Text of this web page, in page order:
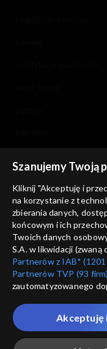
informacje o dostawcy
Szanujemy Twoją
Kliknij "Akceptuję i
na korzystanie z
zbierania danych,
końcowym i ich
Twoich danych
S.A. w likwidacji (zwaną
Partnerów z IAB* (1201
Partnerów TVP (93 firm)
zautomatyzowanego
które wskazujemy
przez nas
Twoje dane osobowe
Akceptuję